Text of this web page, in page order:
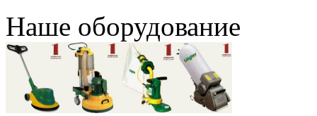
Наше оборудование